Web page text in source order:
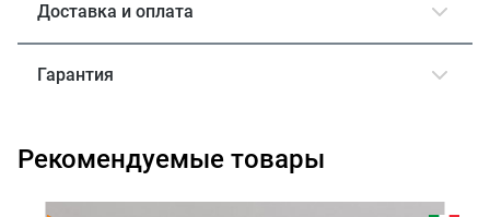
Доставка и оплата
Гарантия
Рекомендуемые товары